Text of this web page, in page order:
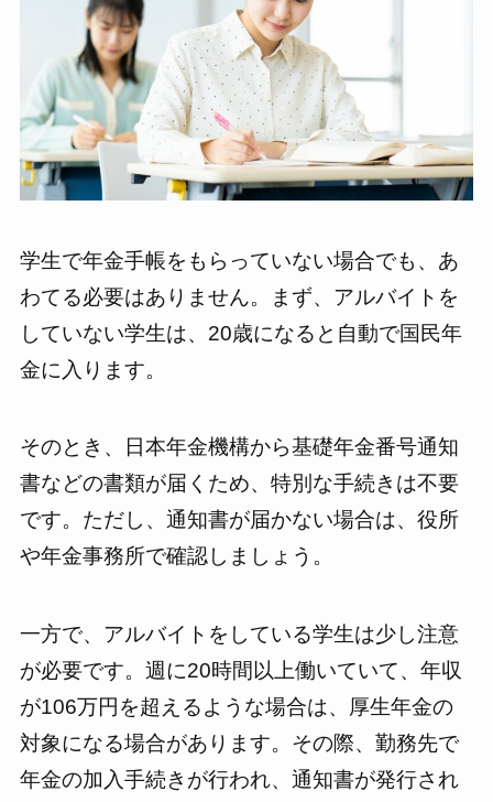
学生で年金手帳をもらっていない場合でも、あ
わてる必要はありません。まず、アルバイトを
していない学生は、20歳になると自動で国民年
金に入ります。
そのとき、日本年金機構から基礎年金番号通知
書などの書類が届くため、特別な手続きは不要
です。ただし、通知書が届かない場合は、役所
や年金事務所で確認しましょう。
一方で、アルバイトをしている学生は少し注意
が必要です。週に20時間以上働いていて、年収
が106万円を超えるような場合は、厚生年金の
対象になる場合があります。その際、勤務先で
年金の加入手続きが行われ、通知書が発行され